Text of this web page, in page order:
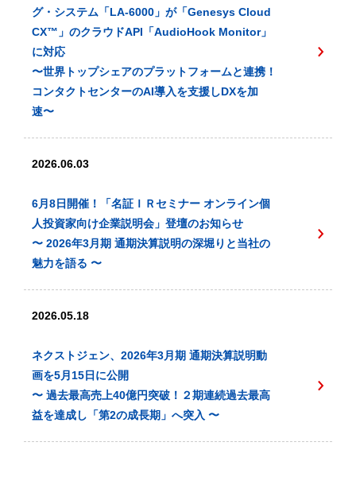
グ・システム「LA-6000」が「Genesys Cloud
CX™️」のクラウドAPI「AudioHook Monitor」
に対応
〜世界トップシェアのプラットフォームと連携！
コンタクトセンターのAI導入を支援しDXを加
速〜
2026.06.03
6月8日開催！「名証ＩＲセミナー オンライン個
人投資家向け企業説明会」登壇のお知らせ
〜 2026年3月期 通期決算説明の深堀りと当社の
魅力を語る 〜
2026.05.18
ネクストジェン、2026年3月期 通期決算説明動
画を5月15日に公開
〜 過去最高売上40億円突破！２期連続過去最高
益を達成し「第2の成長期」へ突入 〜